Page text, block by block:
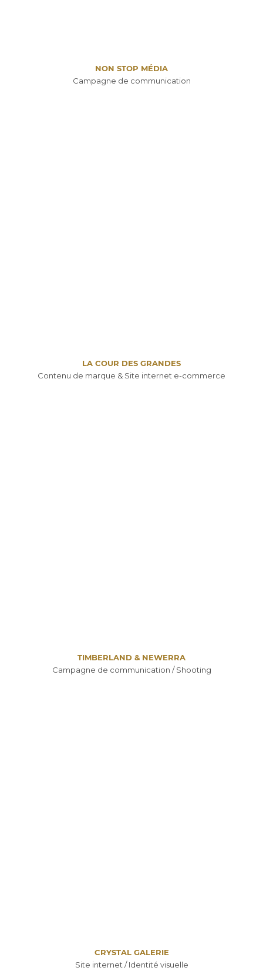
NON STOP MÉDIA
Campagne de communication
LA COUR DES GRANDES
Contenu de marque & Site internet e-commerce
TIMBERLAND & NEWERRA
Campagne de communication / Shooting
CRYSTAL GALERIE
Site internet / Identité visuelle